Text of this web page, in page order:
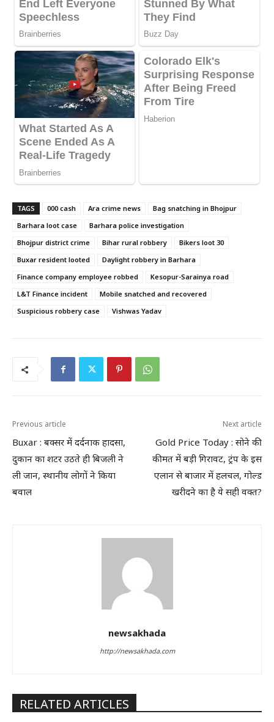
TAGS 000 cash Ara crime news
Bag snatching in Bhojpur
Barhara loot case
Barhara police investigation
Bhojpur district crime
Bihar rural robbery
Bikers loot 30
Buxar resident looted
Daylight robbery in Barhara
Finance company employee robbed
Kesopur-Sarainya road
L&T Finance incident
Mobile snatched and recovered
Suspicious robbery case
Vishwas Yadav
Previous article
Buxar : बक्सर में दर्दनाक हादसा,
दुकान का शटर उठते ही बिजली ने
ली जान, स्थानीय लोगों ने किया
बवाल
Next article
Gold Price Today : सोने की
कीमत में बड़ी गिरावट, ट्रंप के इस
एलान से बाजार में हलचल, गोल्ड
खरीदने का है ये सही वक्त?
newsakhada
http://newsakhada.com
RELATED ARTICLES